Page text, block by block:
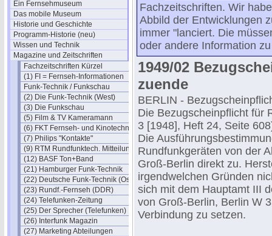
Ein Fernsehmuseum
Das mobile Museum
Historie und Geschichte
Programm-Historie (neu)
Wissen und Technik
Magazine und Zeitschriften
Fachzeitschriften Kürzel
(1) FI = Fernseh-Informationen
Funk-Technik / Funkschau
(2) Die Funk-Technik (West)
(3) Die Funkschau
(5) Film & TV Kameramann
(6) FKT Fernseh- und Kinotechnik
(7) Philips "Kontakte"
(9) RTM Rundfunktech. Mitteilungen
(12) BASF Ton+Band
(21) Hamburger Funk-Technik
(22) Deutsche Funk-Technik (Ost)
(23) Rundf.-Fernseh (DDR)
(24) Telefunken-Zeitung
(25) Der Sprecher (Telefunken)
(26) Interfunk Magazin
(27) Marketing Abteilungen
Fachzeitschriften. Wir
Abbild der Entwicklungen
immer "lanciert. Die
oder andere Information
1949/02
zuende
BERLIN -
Die Bezugscheinpflicht für
3 [1948], Heft 24, Seite
Die
Rundfunkgeräten von der
Groß-Berlin direkt zu.
irgendwelchen Gründen
sich mit dem Hauptamt III
von Groß-Berlin, Berlin W
Verbindung zu setzen.